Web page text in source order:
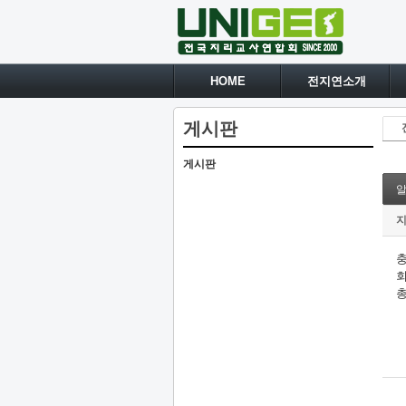
HOME 전지연소개
게시판
게시판